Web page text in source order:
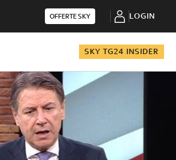
OFFERTE SKY LOGIN
SKY TG24 INSIDER